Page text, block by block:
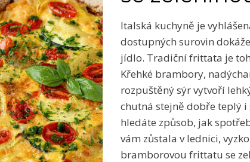
Italská kuchyně je
dostupných surovin
jídlo. Tradiční frittata je
Křehké brambory,
rozpuštěný sýr vytvoří
chutná stejně dobře teplý i
hledáte způsob, jak
vám zůstala v lednici,
bramborovou frittatu se